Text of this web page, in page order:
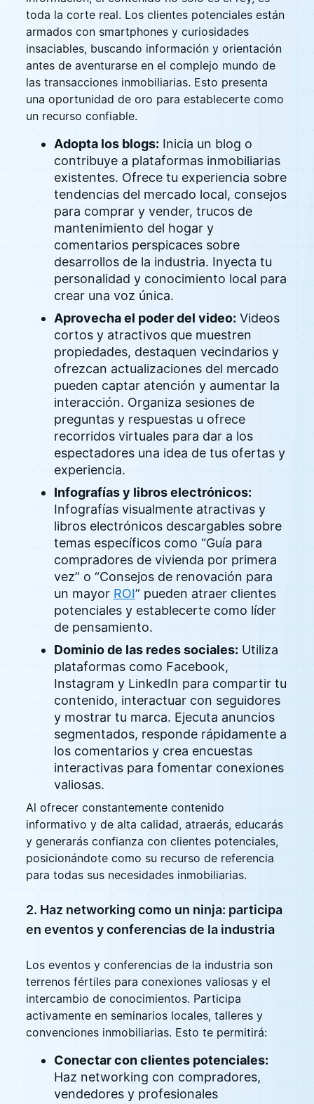
toda la corte real. Los clientes potenciales están
armados con smartphones y curiosidades
insaciables, buscando información y orientación
antes de aventurarse en el complejo mundo de
las transacciones inmobiliarias. Esto presenta
una oportunidad de oro para establecerte como
un recurso confiable.
Adopta los blogs: Inicia un blog o
contribuye a plataformas inmobiliarias
existentes. Ofrece tu experiencia sobre
tendencias del mercado local, consejos
para comprar y vender, trucos de
mantenimiento del hogar y
comentarios perspicaces sobre
desarrollos de la industria. Inyecta tu
personalidad y conocimiento local para
crear una voz única.
Aprovecha el poder del video: Videos
cortos y atractivos que muestren
propiedades, destaquen vecindarios y
ofrezcan actualizaciones del mercado
pueden captar atención y aumentar la
interacción. Organiza sesiones de
preguntas y respuestas u ofrece
recorridos virtuales para dar a los
espectadores una idea de tus ofertas y
experiencia.
Infografías y libros electrónicos:
Infografías visualmente atractivas y
libros electrónicos descargables sobre
temas específicos como “Guía para
compradores de vivienda por primera
vez” o “Consejos de renovación para
un mayor ROI” pueden atraer clientes
potenciales y establecerte como líder
de pensamiento.
Dominio de las redes sociales: Utiliza
plataformas como Facebook,
Instagram y LinkedIn para compartir tu
contenido, interactuar con seguidores
y mostrar tu marca. Ejecuta anuncios
segmentados, responde rápidamente a
los comentarios y crea encuestas
interactivas para fomentar conexiones
valiosas.
Al ofrecer constantemente contenido
informativo y de alta calidad, atraerás, educarás
y generarás confianza con clientes potenciales,
posicionándote como su recurso de referencia
para todas sus necesidades inmobiliarias.
2. Haz networking como un ninja: participa
en eventos y conferencias de la industria
Los eventos y conferencias de la industria son
terrenos fértiles para conexiones valiosas y el
intercambio de conocimientos. Participa
activamente en seminarios locales, talleres y
convenciones inmobiliarias. Esto te permitirá:
Conectar con clientes potenciales:
Haz networking con compradores,
vendedores y profesionales